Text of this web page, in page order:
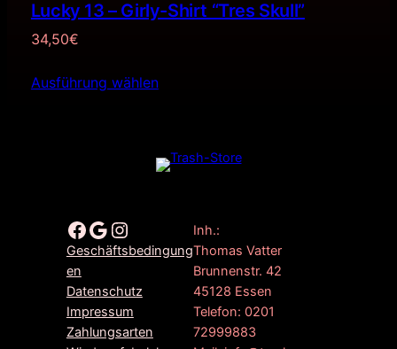
Lucky 13 – Girly-Shirt “Tres Skull”
34,50€
Ausführung wählen
Facebook Google Instagram
Geschäftsbedingung
en
Datenschutz
Impressum
Zahlungsarten
Inh.:
Thomas Vatter
Brunnenstr. 42
45128 Essen
Telefon: 0201
72999883